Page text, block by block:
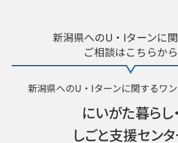
新潟県へのU・Iターンに
ご相談はこちらから
新潟県へのU・Iターンに関するワ
にいがた暮らし・
しごと支援セン